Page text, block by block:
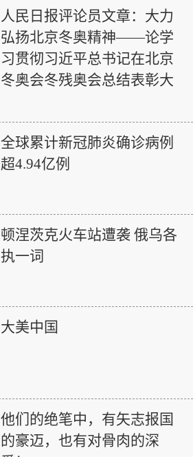
人民日报评论员文章：大力
弘扬北京冬奥精神——论学
习贯彻习近平总书记在北京
冬奥会冬残奥会总结表彰大
全球累计新冠肺炎确诊病例
超4.94亿例
顿涅茨克火车站遭袭 俄乌各
执一词
大美中国
他们的绝笔中，有矢志报国
的豪迈，也有对骨肉的深